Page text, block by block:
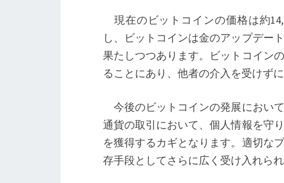
現在のビットコインの価格は約
し、ビットコインは金のアップデー
果たしつつあります。ビットコイン
ることにあり、他者の介入を受けず
今後のビットコインの発展におい
通貨の取引において、個人情報を守
を獲得するカギとなります。適切な
存手段としてさらに広く受け入れら